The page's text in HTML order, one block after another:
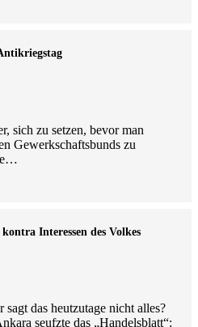
sich zu setzen, bevor man
Gewerkschaftsbunds zu
Inte­ressen des Volkes
das heutzutage nicht alles?
seufzte das „Handelsblatt“: